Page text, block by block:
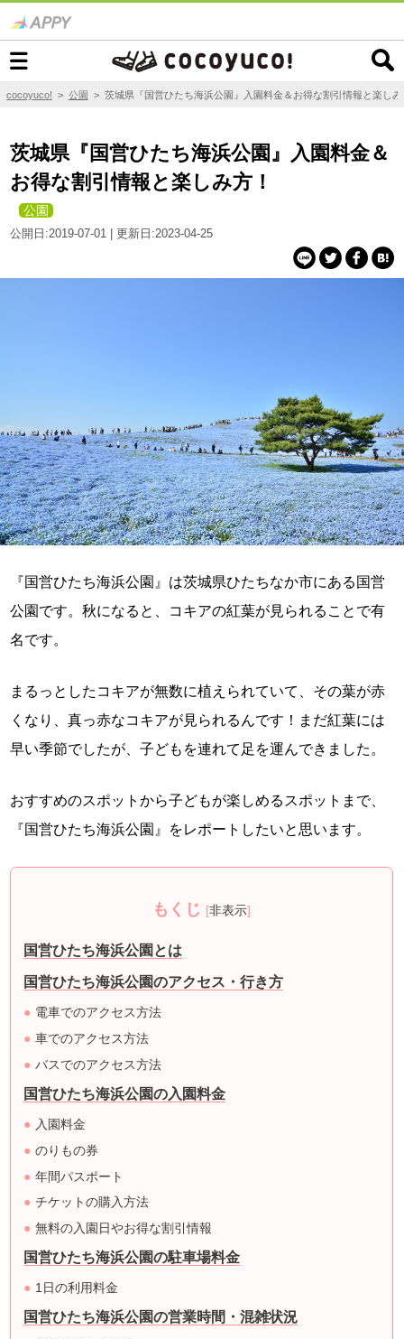
cocoyuco! > 公園 > 茨城県『国営ひたち海浜公園』入園料金＆お得な割引情報と楽しみ
茨城県『国営ひたち海浜公園』入園料金＆
お得な割引情報と楽しみ方！
公園
公開日:2019-07-01 | 更新日:2023-04-25
『国営ひたち海浜公園』は茨城県ひたちなか市にある国営
公園です。秋になると、コキアの紅葉が見られることで有
名です。
まるっとしたコキアが無数に植えられていて、その葉が赤
くなり、真っ赤なコキアが見られるんです！まだ紅葉には
早い季節でしたが、子どもを連れて足を運んできました。
おすすめのスポットから子どもが楽しめるスポットまで、
『国営ひたち海浜公園』をレポートしたいと思います。
もくじ [非表示]
国営ひたち海浜公園とは
国営ひたち海浜公園のアクセス・行き方
電車でのアクセス方法
車でのアクセス方法
バスでのアクセス方法
国営ひたち海浜公園の入園料金
入園料金
のりもの券
年間パスポート
チケットの購入方法
無料の入園日やお得な割引情報
国営ひたち海浜公園の駐車場料金
1日の利用料金
国営ひたち海浜公園の営業時間・混雑状況